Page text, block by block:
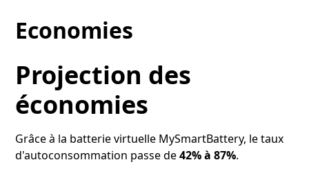
Economies
Projection des
économies
Grâce à la batterie virtuelle MySmartBattery, le taux
d'autoconsommation passe de42% à 87%.